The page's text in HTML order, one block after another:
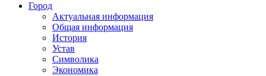
Город
Актуальная информация
Общая информация
История
Устав
Символика
Экономика